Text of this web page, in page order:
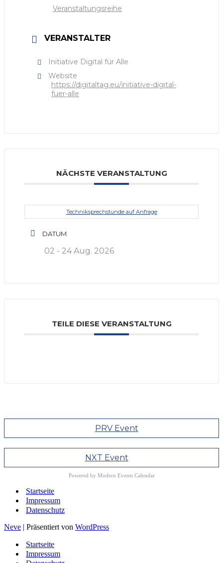
Veranstaltungsreihe
VERANSTALTER
Initiative Digital für Alle
Website
https://digitaltag.eu/initiative-digital-
fuer-alle
NÄCHSTE VERANSTALTUNG
Techniksprechstunde auf Anfrage
DATUM
02 - 24 Aug. 2026
TEILE DIESE VERANSTALTUNG
PRV Event
NXT Event
Powered by Modern Events Calendar
Startseite
Impressum
Datenschutz
Neve | Präsentiert von WordPress
Startseite
Impressum